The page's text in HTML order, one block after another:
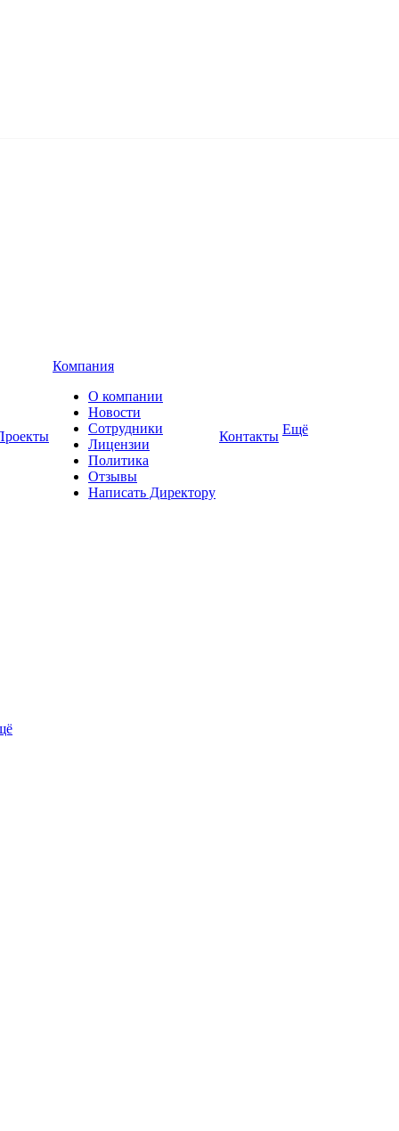
Компания
О компании
Новости
Сотрудники
Лицензии
Политика
Отзывы
Написать Директору
Контакты Ещё